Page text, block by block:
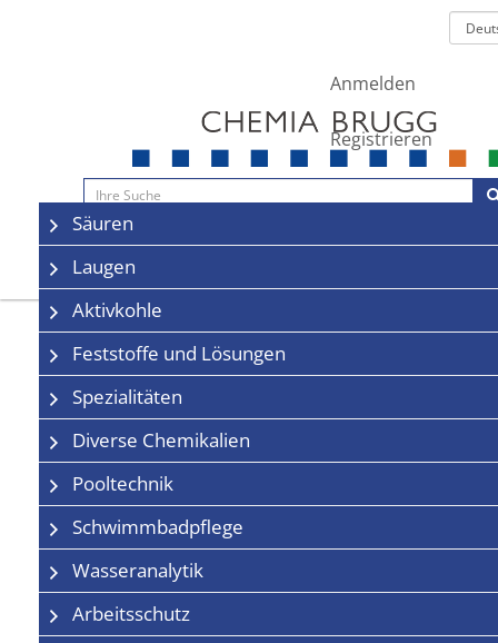
Anmelden
Registrieren
Navigation
Säuren
Laugen
Aktivkohle
Feststoffe und Lösungen
Spezialitäten
Diverse Chemikalien
Pooltechnik
Schwimmbadpflege
Wasseranalytik
Arbeitsschutz